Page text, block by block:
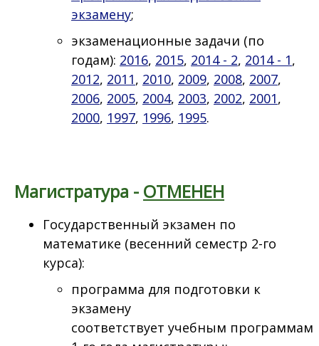
экзамену;
экзаменационные задачи (по
годам): 2016, 2015, 2014 - 2, 2014 - 1,
2012, 2011, 2010, 2009, 2008, 2007,
2006, 2005, 2004, 2003, 2002, 2001,
2000, 1997, 1996, 1995.
Магистратура - ОТМЕНЕН
Государственный экзамен по
математике (весенний семестр 2-го
курса):
программа для подготовки к
экзамену
соответствует учебным программам